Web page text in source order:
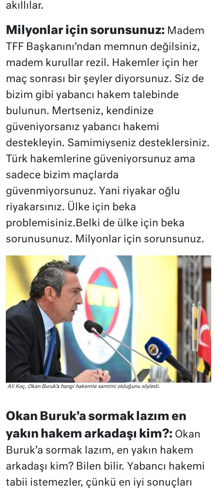
akıllılar.
Milyonlar için sorunsunuz: Madem
TFF Başkanını’ndan memnun değilsiniz,
madem kurullar rezil. Hakemler için her
maç sonrası bir şeyler diyorsunuz. Siz de
bizim gibi yabancı hakem talebinde
bulunun. Mertseniz, kendinize
güveniyorsanız yabancı hakemi
destekleyin. Samimiyseniz desteklersiniz.
Türk hakemlerine güveniyorsunuz ama
sadece bizim maçlarda
güvenmiyorsunuz. Yani riyakar oğlu
riyakarsınız. Ülke için beka
problemisiniz.Belki de ülke için beka
sorunusunuz. Milyonlar için sorunsunuz.
Ali Koç, Okan Buruk’a hangi hakemle samimi olduğunu söyledi.
Okan Buruk’a sormak lazım en
yakın hakem arkadaşı kim?: Okan
Buruk’a sormak lazım, en yakın hakem
arkadaşı kim? Bilen bilir. Yabancı hakemi
tabii istemezler, çünkü en iyi sonuçları